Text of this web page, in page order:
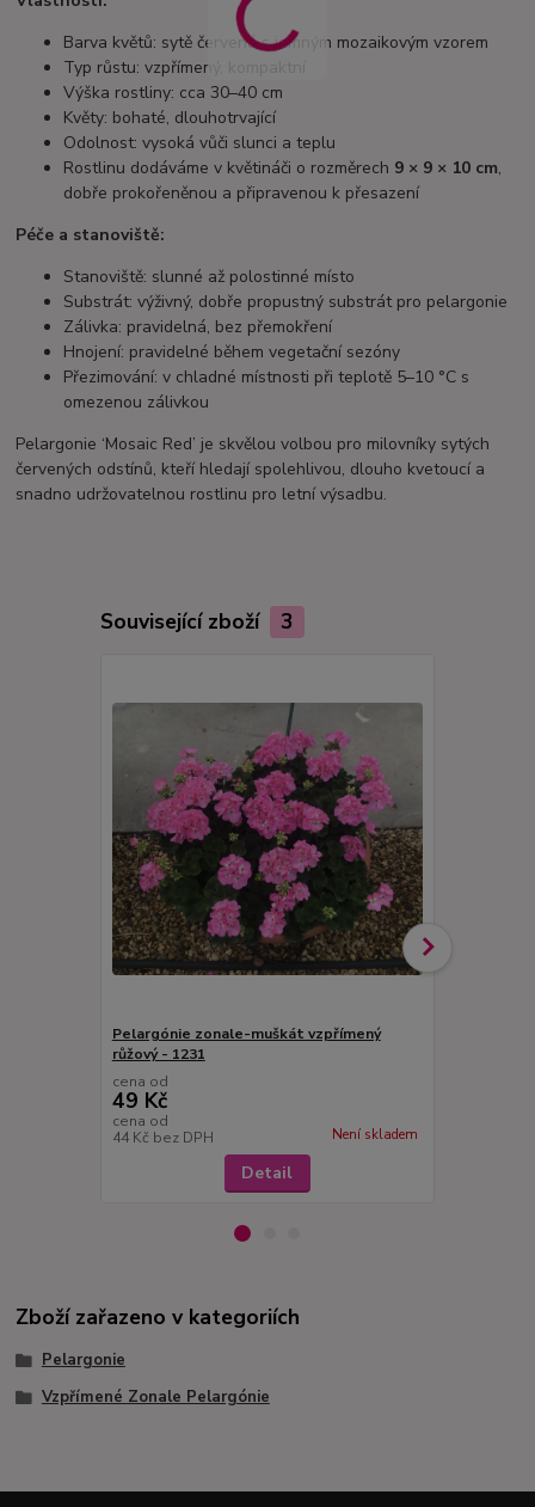
Barva květů: sytě červená s jemným mozaikovým vzorem
Typ růstu: vzpřímený, kompaktní
Výška rostliny: cca 30–40 cm
Květy: bohaté, dlouhotrvající
Odolnost: vysoká vůči slunci a teplu
Rostlinu dodáváme v květináči o rozměrech 9 × 9 × 10 cm,
dobře prokořeněnou a připravenou k přesazení
Péče a stanoviště:
Stanoviště: slunné až polostinné místo
Substrát: výživný, dobře propustný substrát pro pelargonie
Zálivka: pravidelná, bez přemokření
Hnojení: pravidelné během vegetační sezóny
Přezimování: v chladné místnosti při teplotě 5–10 °C s
omezenou zálivkou
Pelargonie ‘Mosaic Red’ je skvělou volbou pro milovníky sytých
červených odstínů, kteří hledají spolehlivou, dlouho kvetoucí a
snadno udržovatelnou rostlinu pro letní výsadbu.
Související zboží 3
Pelargónie zonale-muškát vzpřímený
růžový - 1231
cena od
49 Kč
cena od
44 Kč bez DPH Není skladem
Detail
Zboží zařazeno v kategoriích
Pelargonie
Vzpřímené Zonale Pelargónie